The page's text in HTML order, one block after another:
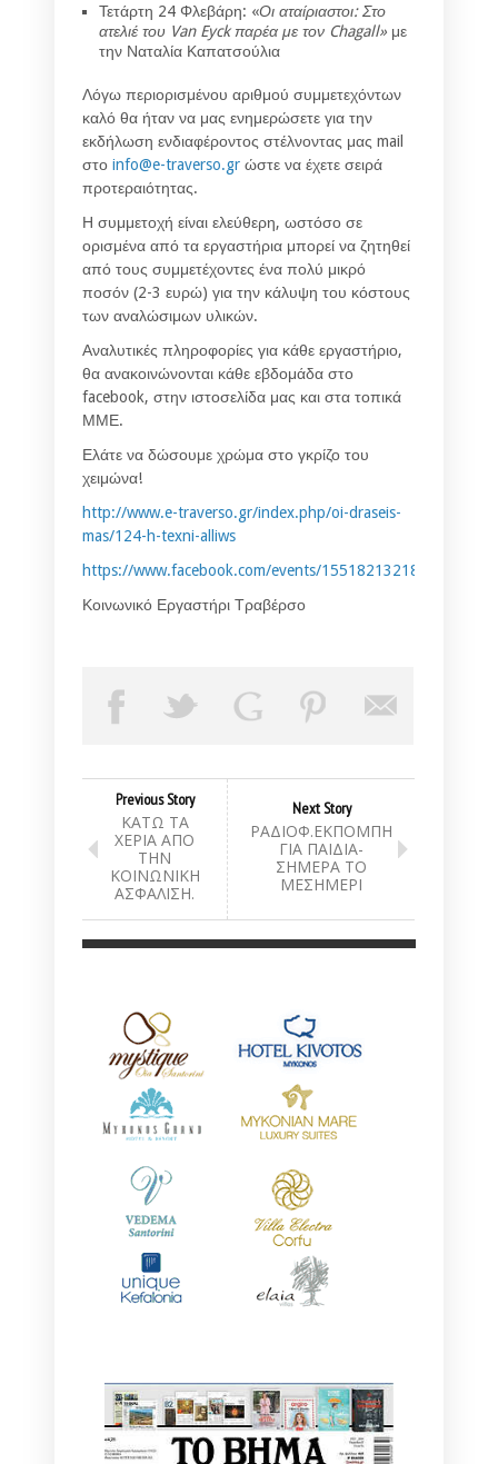
Τετάρτη 24 Φλεβάρη: «Οι αταίριαστοι: Στο
ατελιέ του Van Eyck παρέα με τον Chagall» με
την Ναταλία Καπατσούλια
Λόγω περιορισμένου αριθμού συμμετεχόντων
καλό θα ήταν να μας ενημερώσετε για την
εκδήλωση ενδιαφέροντος στέλνοντας μας mail
στο info@e-traverso.gr ώστε να έχετε σειρά
προτεραιότητας.
Η συμμετοχή είναι ελεύθερη, ωστόσο σε
ορισμένα από τα εργαστήρια μπορεί να ζητηθεί
από τους συμμετέχοντες ένα πολύ μικρό
ποσόν (2-3 ευρώ) για την κάλυψη του κόστους
των αναλώσιμων υλικών.
Αναλυτικές πληροφορίες για κάθε εργαστήριο,
θα ανακοινώνονται κάθε εβδομάδα στο
facebook, στην ιστοσελίδα μας και στα τοπικά
ΜΜΕ.
Ελάτε να δώσουμε χρώμα στο γκρίζο του
χειμώνα!
http://www.e-traverso.gr/index.php/oi-draseis-
mas/124-h-texni-alliws
https://www.facebook.com/events/1551821321801755/
Κοινωνικό Εργαστήρι Τραβέρσο
Previous Story
ΚΑΤΩ ΤΑ
ΧΕΡΙΑ ΑΠΟ
ΤΗΝ
ΚΟΙΝΩΝΙΚΗ
ΑΣΦΑΛΙΣΗ.
Next Story
ΡΑΔΙΟΦ.ΕΚΠΟΜΠΗ
ΓΙΑ ΠΑΙΔΙΑ-
ΣΗΜΕΡΑ ΤΟ
ΜΕΣΗΜΕΡΙ